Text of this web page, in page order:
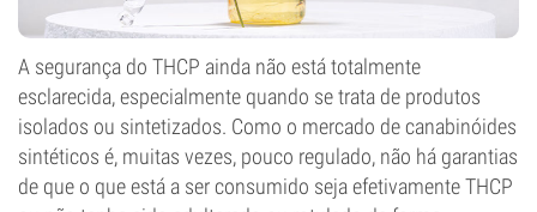
A segurança do THCP ainda não está totalmente
esclarecida, especialmente quando se trata de produtos
isolados ou sintetizados. Como o mercado de canabinóides
sintéticos é, muitas vezes, pouco regulado, não há garantias
de que o que está a ser consumido seja efetivamente THCP